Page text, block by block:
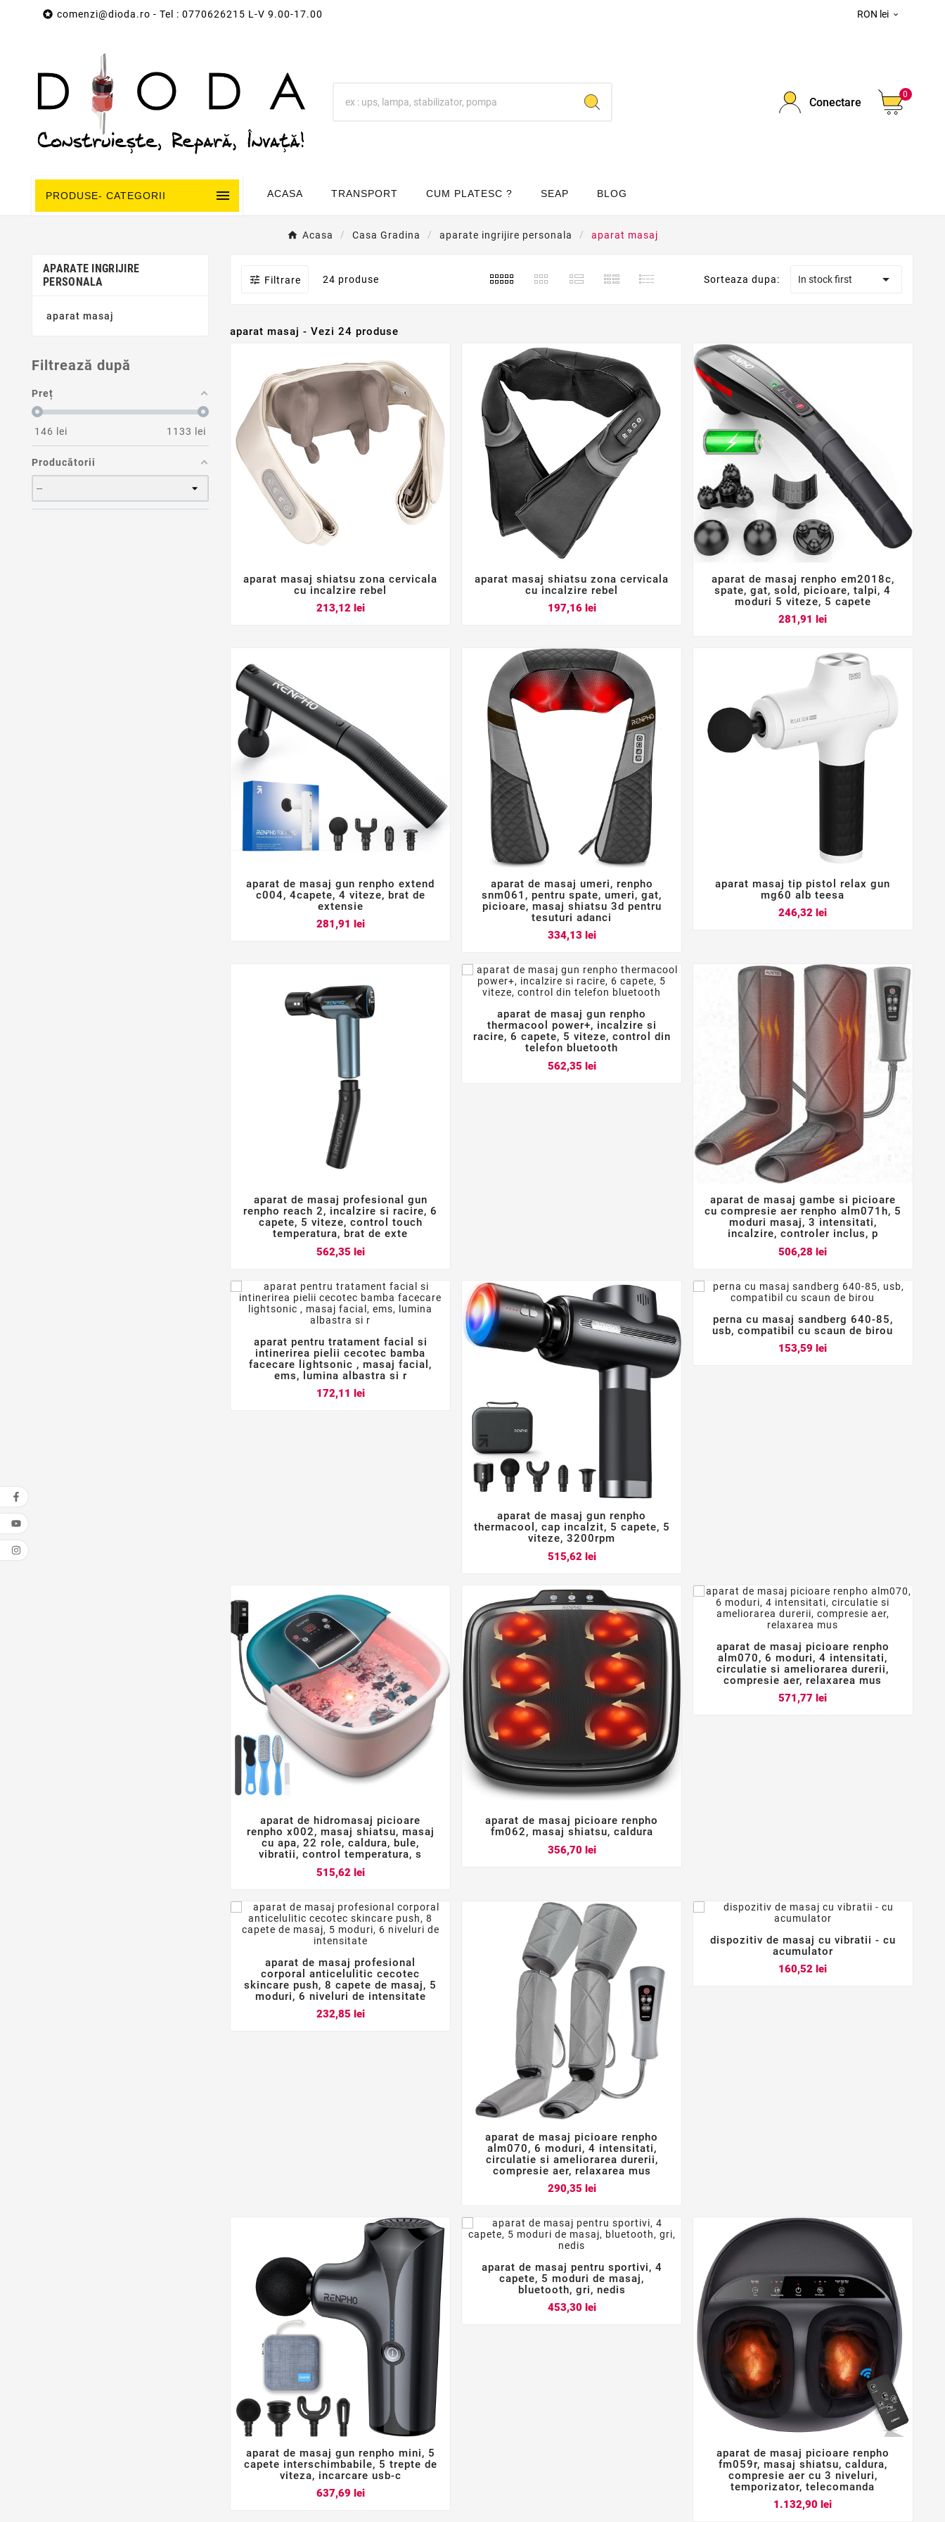
 comenzi@dioda.ro - Tel : 0770626215 L-V 9.00-17.00 RON lei 
Conectare
0
PRODUSE- CATEGORII  ACASA TRANSPORT CUM PLATESC ? SEAP BLOG
Acasa Casa Gradina aparate ingrijire personala aparat masaj
APARATE INGRIJIRE
PERSONALA
aparat masaj
Filtrează după
Preț
146 lei 1133 lei
Producătorii
 Filtrare 24 produse Sorteaza dupa: In stock first 
aparat masaj - Vezi 24 produse
  
aparat masaj shiatsu zona cervicala
cu incalzire rebel
213,12 leiPret
  
aparat masaj shiatsu zona cervicala
cu incalzire rebel
197,16 leiPret
  
aparat de masaj renpho em2018c,
spate, gat, sold, picioare, talpi, 4
moduri 5 viteze, 5 capete
281,91 leiPret
  
aparat de masaj gun renpho extend
c004, 4capete, 4 viteze, brat de
extensie
281,91 leiPret
  
aparat de masaj umeri, renpho
snm061, pentru spate, umeri, gat,
picioare, masaj shiatsu 3d pentru
tesuturi adanci
334,13 leiPret
  
aparat masaj tip pistol relax gun
mg60 alb teesa
246,32 leiPret
  
aparat de masaj profesional gun
renpho reach 2, incalzire si racire, 6
capete, 5 viteze, control touch
temperatura, brat de exte
562,35 leiPret
  
aparat de masaj gun renpho
thermacool power+, incalzire si
racire, 6 capete, 5 viteze, control din
telefon bluetooth
562,35 leiPret
  
aparat de masaj gambe si picioare
cu compresie aer renpho alm071h, 5
moduri masaj, 3 intensitati,
incalzire, controler inclus, p
506,28 leiPret
  
aparat pentru tratament facial si
intinerirea pielii cecotec bamba
facecare lightsonic , masaj facial,
ems, lumina albastra si r
172,11 leiPret
  
aparat de masaj gun renpho
thermacool, cap incalzit, 5 capete, 5
viteze, 3200rpm
515,62 leiPret
  
perna cu masaj sandberg 640-85,
usb, compatibil cu scaun de birou
153,59 leiPret
  
aparat de hidromasaj picioare
renpho x002, masaj shiatsu, masaj
cu apa, 22 role, caldura, bule,
vibratii, control temperatura, s
515,62 leiPret
  
aparat de masaj picioare renpho
fm062, masaj shiatsu, caldura
356,70 leiPret
  
aparat de masaj picioare renpho
alm070, 6 moduri, 4 intensitati,
circulatie si ameliorarea durerii,
compresie aer, relaxarea mus
571,77 leiPret
  
aparat de masaj profesional
corporal anticelulitic cecotec
skincare push, 8 capete de masaj, 5
moduri, 6 niveluri de intensitate
232,85 leiPret
  
aparat de masaj picioare renpho
alm070, 6 moduri, 4 intensitati,
circulatie si ameliorarea durerii,
compresie aer, relaxarea mus
290,35 leiPret
  
dispozitiv de masaj cu vibratii - cu
acumulator
160,52 leiPret
  
aparat de masaj gun renpho mini, 5
capete interschimbabile, 5 trepte de
viteza, incarcare usb-c
637,69 leiPret
  
aparat de masaj pentru sportivi, 4
capete, 5 moduri de masaj,
bluetooth, gri, nedis
453,30 leiPret
  
aparat de masaj picioare renpho
fm059r, masaj shiatsu, caldura,
compresie aer cu 3 niveluri,
temporizator, telecomanda
1.132,90 leiPret